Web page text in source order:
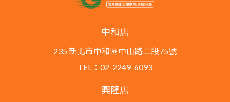
中和店
235 新北市中和區中山路二段75號
TEL：02-2249-6093
興隆店